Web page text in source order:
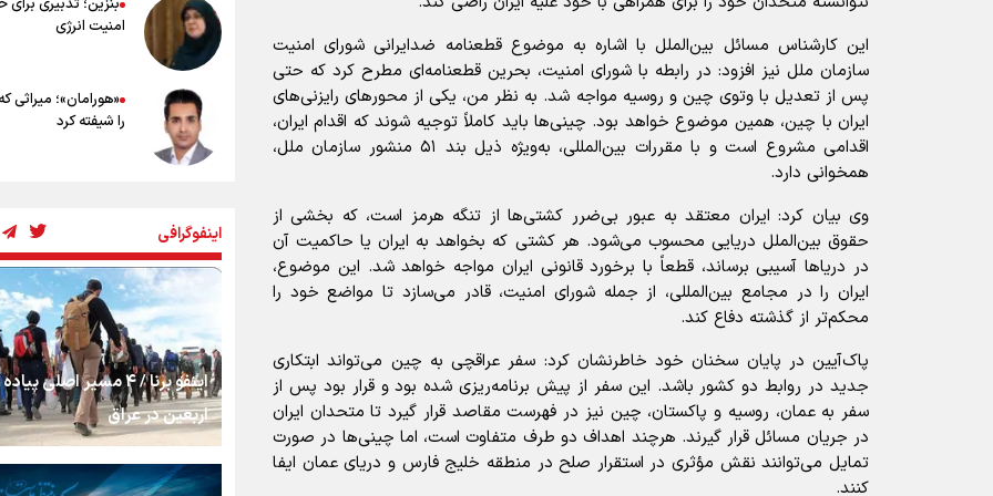
این کارشناس مسائل بین‌الملل با اشاره به موضوع قطعنامه ضدایرانی شورای امنیت
سازمان ملل نیز افزود: در رابطه با شورای امنیت، بحرین قطعنامه‌ای مطرح کرد که حتی
پس از تعدیل با وتوی چین و روسیه مواجه شد. به نظر من، یکی از محور‌های رایزنی‌های
ایران با چین، همین موضوع خواهد بود. چینی‌ها باید کاملاً توجیه شوند که اقدام ایران،
اقدامی مشروع است و با مقررات بین‌المللی، به‌ویژه ذیل بند ۵۱ منشور سازمان ملل،
همخوانی دارد.
وی بیان کرد: ایران معتقد به عبور بی‌ضرر کشتی‌ها از تنگه هرمز است، که بخشی از
حقوق بین‌الملل دریایی محسوب می‌شود. هر کشتی که بخواهد به ایران یا حاکمیت آن
در دریا‌ها آسیبی برساند، قطعاً با برخورد قانونی ایران مواجه خواهد شد. این موضوع،
ایران را در مجامع بین‌المللی، از جمله شورای امنیت، قادر می‌سازد تا مواضع خود را
محکم‌تر از گذشته دفاع کند.
پاک‌آیین در پایان سخنان خود خاطرنشان کرد: سفر عراقچی به چین می‌تواند ابتکاری
جدید در روابط دو کشور باشد. این سفر از پیش برنامه‌ریزی شده بود و قرار بود پس از
سفر به عمان، روسیه و پاکستان، چین نیز در فهرست مقاصد قرار گیرد تا متحدان ایران
در جریان مسائل قرار گیرند. هرچند اهداف دو طرف متفاوت است، اما چینی‌ها در صورت
تمایل می‌توانند نقش مؤثری در استقرار صلح در منطقه خلیج فارس و دریای عمان ایفا
کنند.
بنزین؛ تدبیری
امنیت انرژی
«هورامان»؛ میراثی
را شیفته کرد
رسانه ملی و حق
شنیدن صدای
روایت ایران از کنار
از طلوع خیابان‌ها تا
اینفوگرافی
اینفو برنا / ۴ مسیر اصلی
اربعین در عراق